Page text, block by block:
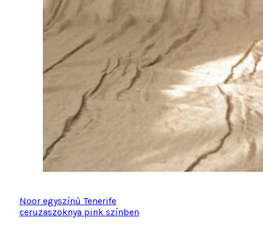
Noor egyszínű Tenerife
ceruzaszoknya pink színben